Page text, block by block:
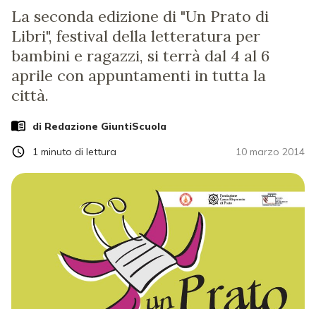
La seconda edizione di "Un Prato di
Libri", festival della letteratura per
bambini e ragazzi, si terrà dal 4 al 6
aprile con appuntamenti in tutta la
città.
di Redazione GiuntiScuola
10 marzo 2014
1 minuto di lettura